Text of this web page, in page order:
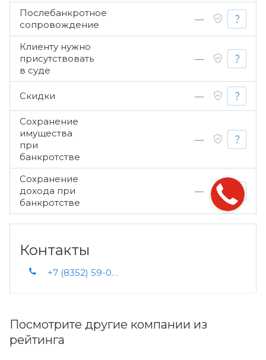
Посмотрите другие компании из
рейтинга
Послебанкротное
сопровождение
—
Клиенту нужно
присутствовать
в суде
—
Скидки —
Сохранение
имущества
при
банкротстве
—
Сохранение
дохода при
банкротстве
—
Контакты
+7 (8352) 59-09-50 +7 (8352) 77-49-99